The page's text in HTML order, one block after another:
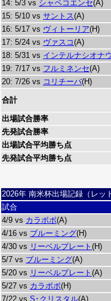
14: 5/3 vs シャペコエンセ(A)
15: 5/10 vs サントス(A)
16: 5/17 vs ヴィトーリア(H)
17: 5/24 vs ヴァスコ(A)
18: 5/31 vs インテルナシオナウ
19: 7/17 vs フルミネンセ(A)
20: 7/26 vs コリチーバ(H)
合計
出場試合勝率
先発試合勝率
出場試合平均勝ち点
先発試合平均勝ち点
2026年 南米杯出場記録（レッ
試合
4/9 vs カラボボ(A)
4/16 vs ブルーミング(H)
4/30 vs リーベルプレート (H)
5/7 vs ブルーミング(A)
5/20 vs リーベルプレート (A)
5/27 vs カラボボ(H)
7/22 vs S･クリスタル(A)